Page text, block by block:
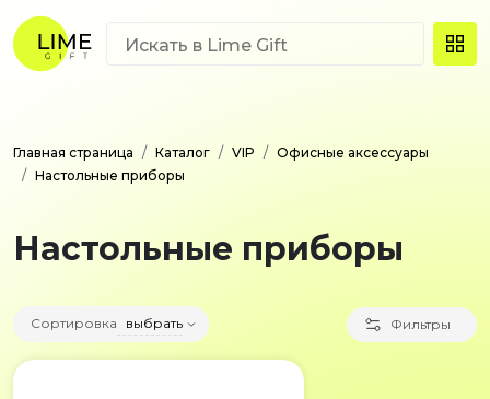
Главная страница Каталог VIP
Офисные аксессуары
Настольные приборы
Настольные приборы
Сортировка выбрать Фильтры